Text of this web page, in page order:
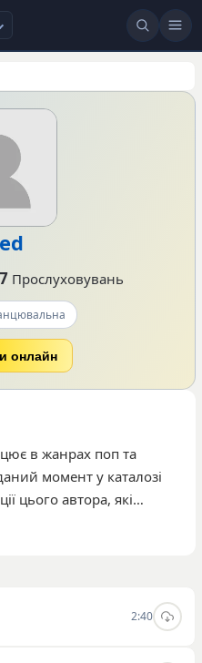
Прослуховувань
онлайн
в жанрах поп та
момент у каталозі
цього автора, які
Найбільш
артиста
та сучасним поп-
танцювальних
2:40